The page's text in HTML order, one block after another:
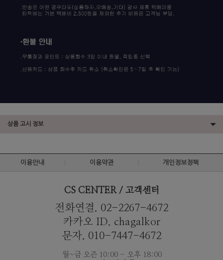
상품 고시 정보
이용안내 이용약관 개인정보정책
CS CENTER / 고객센터
전화연결. 02-2267-4672
카카오 ID. chagalkor
문자. 010-7447-4672
월~금 오즌 10:00 - 오후 18:00